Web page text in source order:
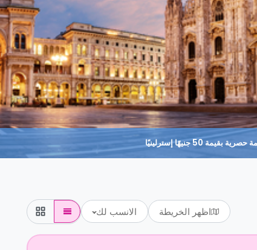
50 جنيهًا إسترلينيًا
اظهر الخريطة الانسب لك